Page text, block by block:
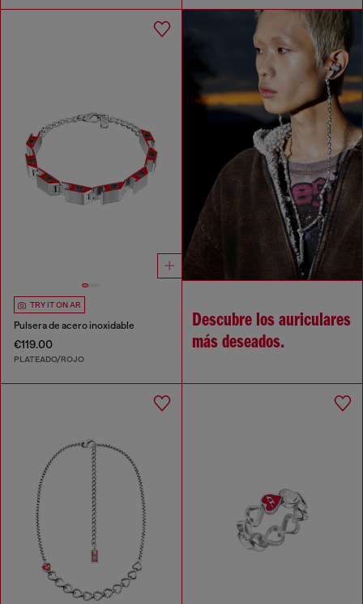
TRY IT ON AR
Pulsera de acero inoxidable
€119.00
PLATEADO/ROJO
Descubre los auriculares
más deseados.